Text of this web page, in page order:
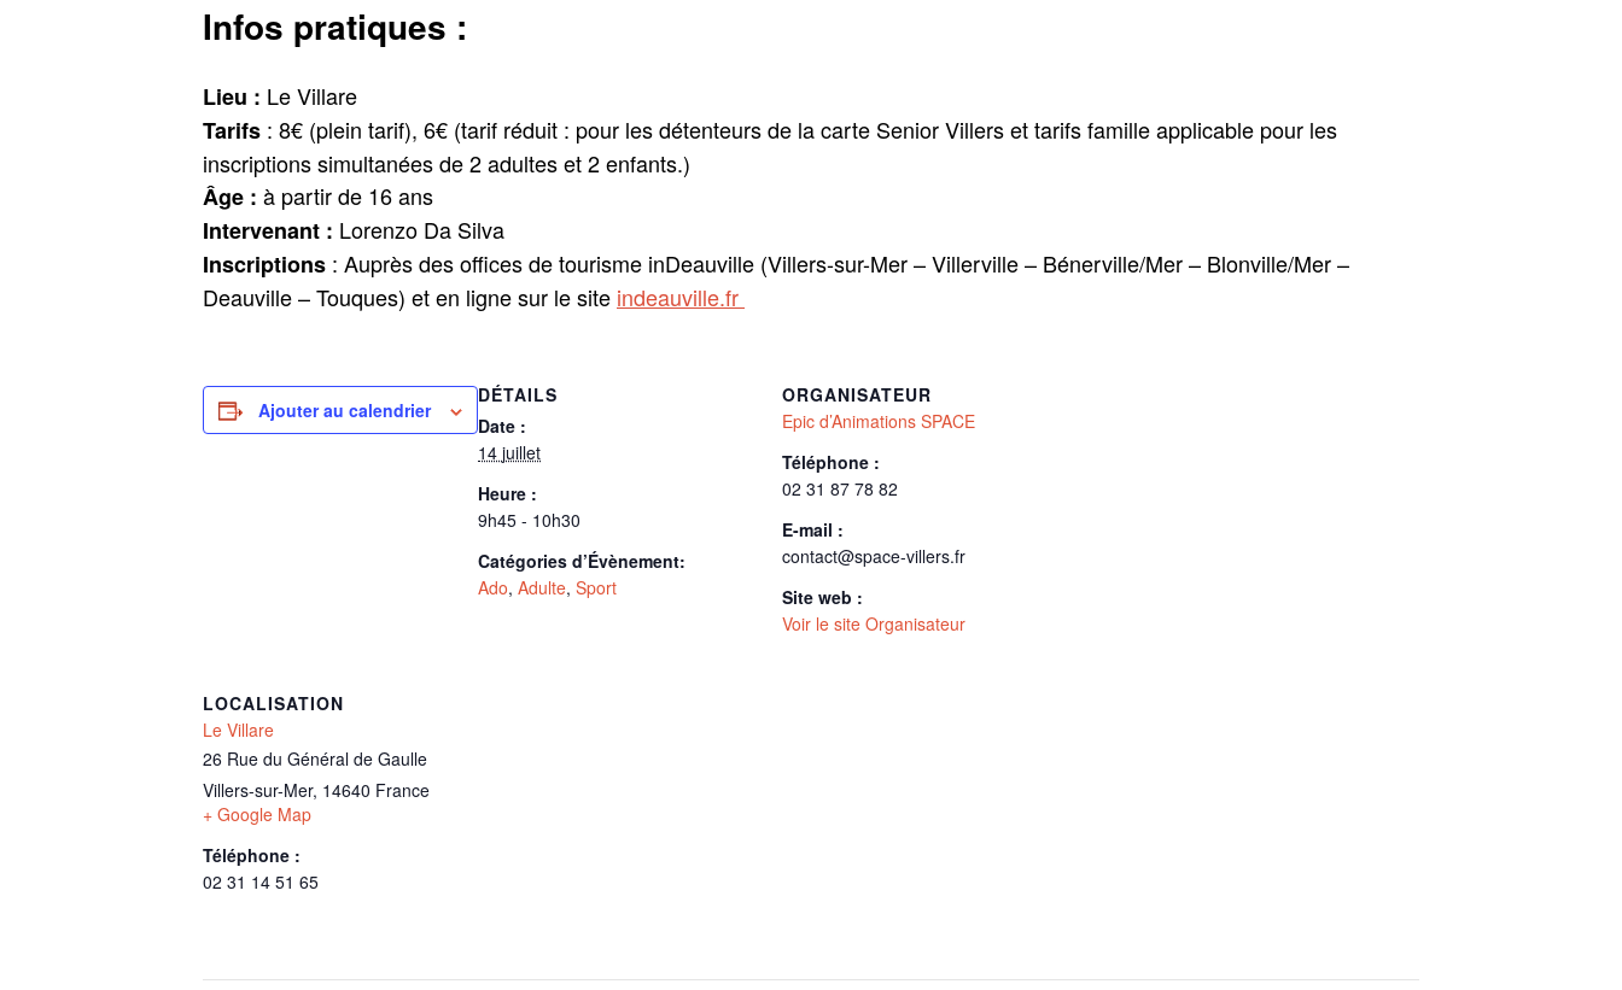
Infos pratiques :
Lieu : Le Villare
Tarifs : 8€ (plein tarif), 6€ (tarif réduit : pour les détenteurs de la carte Senior Villers et tarifs famille applicable pour les
inscriptions simultanées de 2 adultes et 2 enfants.)
Âge : à partir de 16 ans
Intervenant : Lorenzo Da Silva
Inscriptions : Auprès des offices de tourisme inDeauville (Villers-sur-Mer – Villerville – Bénerville/Mer – Blonville/Mer –
Deauville – Touques) et en ligne sur le site indeauville.fr
Ajouter au calendrier
DÉTAILS
Date :
14 juillet
Heure :
9h45 - 10h30
Catégories d’Évènement:
Ado, Adulte, Sport
ORGANISATEUR
Epic d’Animations SPACE
Téléphone :
02 31 87 78 82
E-mail :
contact@space-villers.fr
Site web :
Voir le site Organisateur
LOCALISATION
Le Villare
26 Rue du Général de Gaulle
Villers-sur-Mer, 14640 France
+ Google Map
Téléphone :
02 31 14 51 65